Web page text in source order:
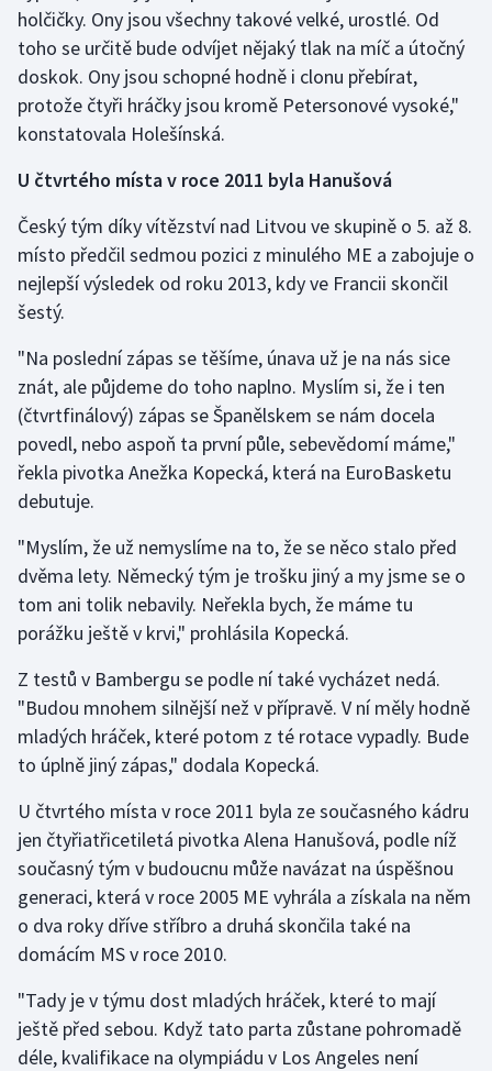
holčičky. Ony jsou všechny takové velké, urostlé. Od
toho se určitě bude odvíjet nějaký tlak na míč a útočný
doskok. Ony jsou schopné hodně i clonu přebírat,
protože čtyři hráčky jsou kromě Petersonové vysoké,"
konstatovala Holešínská.
U čtvrtého místa v roce 2011 byla Hanušová
Český tým díky vítězství nad Litvou ve skupině o 5. až 8.
místo předčil sedmou pozici z minulého ME a zabojuje o
nejlepší výsledek od roku 2013, kdy ve Francii skončil
šestý.
"Na poslední zápas se těšíme, únava už je na nás sice
znát, ale půjdeme do toho naplno. Myslím si, že i ten
(čtvrtfinálový) zápas se Španělskem se nám docela
povedl, nebo aspoň ta první půle, sebevědomí máme,"
řekla pivotka Anežka Kopecká, která na EuroBasketu
debutuje.
"Myslím, že už nemyslíme na to, že se něco stalo před
dvěma lety. Německý tým je trošku jiný a my jsme se o
tom ani tolik nebavily. Neřekla bych, že máme tu
porážku ještě v krvi," prohlásila Kopecká.
Z testů v Bambergu se podle ní také vycházet nedá.
"Budou mnohem silnější než v přípravě. V ní měly hodně
mladých hráček, které potom z té rotace vypadly. Bude
to úplně jiný zápas," dodala Kopecká.
U čtvrtého místa v roce 2011 byla ze současného kádru
jen čtyřiatřicetiletá pivotka Alena Hanušová, podle níž
současný tým v budoucnu může navázat na úspěšnou
generaci, která v roce 2005 ME vyhrála a získala na něm
o dva roky dříve stříbro a druhá skončila také na
domácím MS v roce 2010.
"Tady je v týmu dost mladých hráček, které to mají
ještě před sebou. Když tato parta zůstane pohromadě
déle, kvalifikace na olympiádu v Los Angeles není